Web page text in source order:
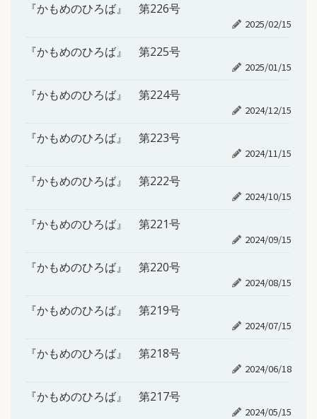
『かもめのひろば』 第226号
2025/02/15
『かもめのひろば』 第225号
2025/01/15
『かもめのひろば』 第224号
2024/12/15
『かもめのひろば』 第223号
2024/11/15
『かもめのひろば』 第222号
2024/10/15
『かもめのひろば』 第221号
2024/09/15
『かもめのひろば』 第220号
2024/08/15
『かもめのひろば』 第219号
2024/07/15
『かもめのひろば』 第218号
2024/06/18
『かもめのひろば』 第217号
2024/05/15